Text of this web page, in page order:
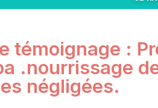
témoignage :
.nourrissage
négligées.